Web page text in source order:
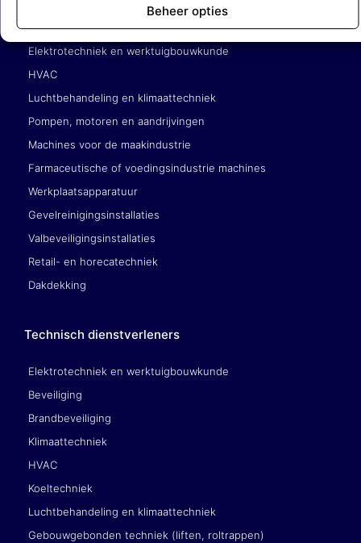
Beheer opties
Gebouwgebonden techniek (liften, roltrappen)
Elektrotechniek en werktuigbouwkunde
HVAC
Luchtbehandeling en klimaattechniek
Pompen, motoren en aandrijvingen
Machines voor de maakindustrie
Farmaceutische of voedingsindustrie machines
Werkplaatsapparatuur
Gevelreinigingsinstallaties
Valbeveiligingsinstallaties
Retail- en horecatechniek
Dakdekking
Technisch dienstverleners
Elektrotechniek en werktuigbouwkunde
Beveiliging
Brandbeveiliging
Klimaattechniek
HVAC
Koeltechniek
Luchtbehandeling en klimaattechniek
Gebouwgebonden techniek (liften, roltrappen)